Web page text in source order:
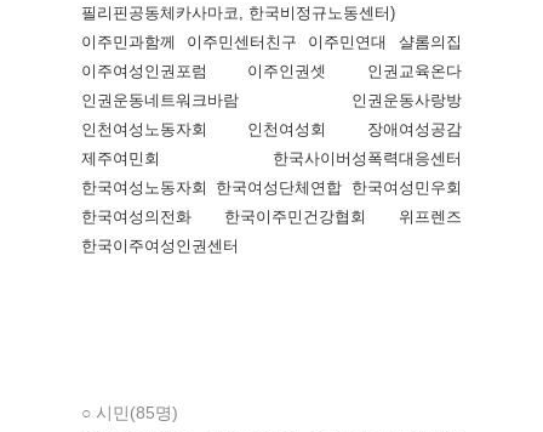
필리핀공동체카사마코, 한국비정규노동센터)
이주민과함께 이주민센터친구 이주민연대 샬롬의집
이주여성인권포럼 이주인권셋 인권교육온다
인권운동네트워크바람 인권운동사랑방
인천여성노동자회 인천여성회 장애여성공감
제주여민회 한국사이버성폭력대응센터
한국여성노동자회 한국여성단체연합 한국여성민우회
한국여성의전화 한국이주민건강협회 위프렌즈
한국이주여성인권센터
○ 시민(85명)